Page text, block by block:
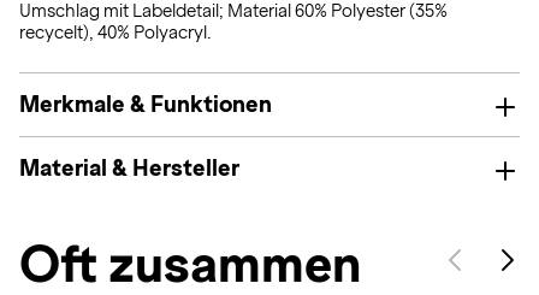
Umschlag mit Labeldetail; Material 60% Polyester (35%
recycelt), 40% Polyacryl.
Merkmale & Funktionen
Material & Hersteller
Oft zusammen